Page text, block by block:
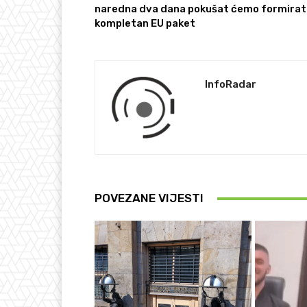
naredna dva dana pokušat ćemo
kompletan EU paket
InfoRadar
POVEZANE VIJESTI